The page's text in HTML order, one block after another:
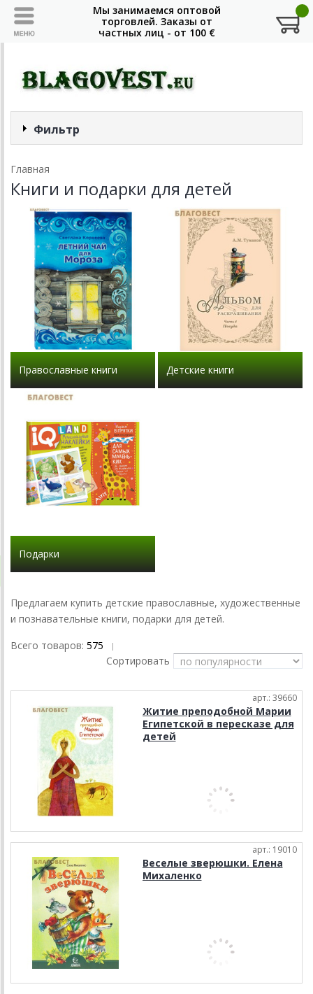
Фильтр
Главная
Книги и подарки для детей
Православные книги Детские книги
Подарки
Предлагаем купить детские православные, художественные
и познавательные книги, подарки для детей.
Всего товаров: 575 |
Сортировать
арт.: 39660
Житие преподобной Марии
Египетской в пересказе для
детей
арт.: 19010
Веселые зверюшки. Елена
Михаленко